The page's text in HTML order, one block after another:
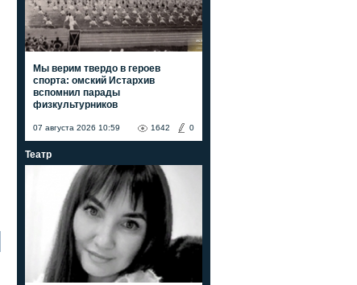
Мы верим твердо в героев
спорта: омский Истархив
вспомнил парады
физкультурников
07 августа 2026 10:59 0
1642
Театр